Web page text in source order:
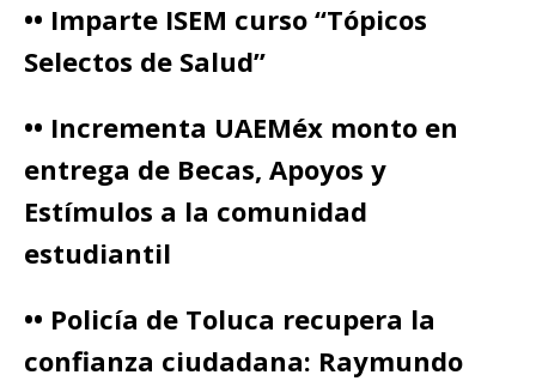
•• Imparte ISEM curso “Tópicos
Selectos de Salud”
•• Incrementa UAEMéx monto en
entrega de Becas, Apoyos y
Estímulos a la comunidad
estudiantil
•• Policía de Toluca recupera la
confianza ciudadana: Raymundo